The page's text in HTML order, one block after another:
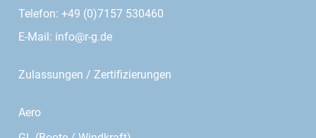
Telefon: +49 (0)7157 530460
E-Mail: info@r-g.de
Zulassungen / Zertifizierungen
Aero